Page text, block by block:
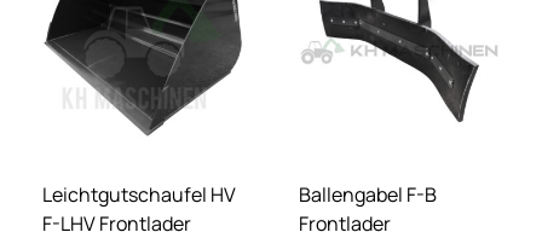
Leichtgutschaufel HV
F-LHV Frontlader
Ballengabel F-B
Frontlader